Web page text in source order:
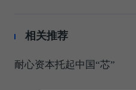
相关推荐
耐心资本托起中国“芯”